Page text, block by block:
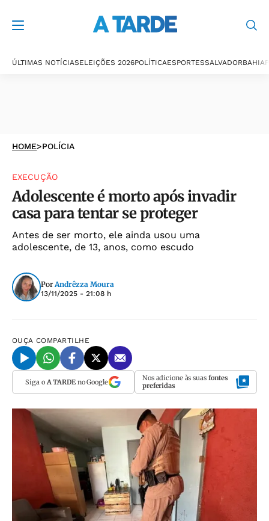
ÚLTIMAS NOTÍCIASELEIÇÕES 2026POLÍTICAESPORTESSALVADORBAHIA
HOME>POLÍCIA
EXECUÇÃO
Adolescente é morto após invadir
casa para tentar se proteger
Antes de ser morto, ele ainda usou uma
adolescente, de 13, anos, como escudo
Por Andrêzza Moura
13/11/2025 - 21:08 h
OUÇA COMPARTILHE
Siga o A TARDEno Google Nos adicione às suas fontes
preferidas